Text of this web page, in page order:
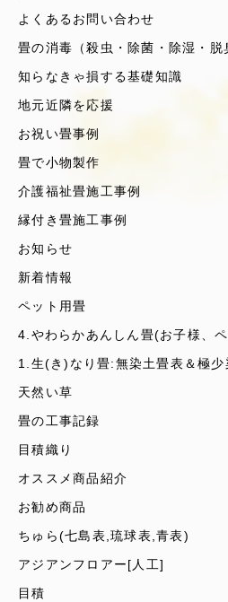
よくあるお問い合わせ
畳の消毒（殺虫・除菌・除湿・脱
知らなきゃ損する基礎知識
地元近隣を応援
お祝い畳事例
畳で小物製作
介護福祉畳施工事例
縁付き畳施工事例
お知らせ
新着情報
ペット用畳
4.やわらかあんしん畳(お子様、
1.生(き)なり畳:無染土畳表＆極少
天然い草
畳の工事記録
目積織り
オススメ商品紹介
お勧め商品
ちゅら(七島表,琉球表,青表)
アジアンフロアー[人工]
目積